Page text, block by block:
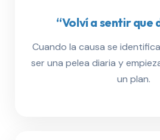
“Volví a sentir que
Cuando la causa se
ser una pelea diaria y
un plan.